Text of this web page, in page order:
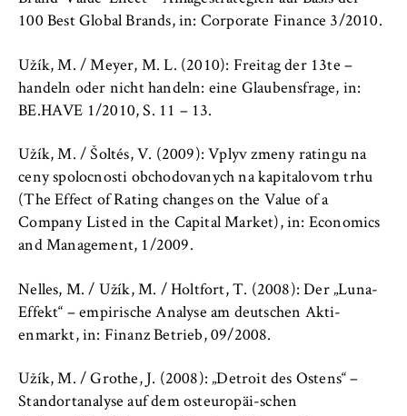
100 Best Global Brands, in: Corporate Finance 3/2010.
Užík, M. / Meyer, M. L. (2010): Freitag der 13te –
handeln oder nicht handeln: eine Glaubensfrage, in:
BE.HAVE 1/2010, S. 11 – 13.
Užík, M. / Šoltés, V. (2009): Vplyv zmeny ratingu na
ceny spolocnosti obchodovanych na kapitalovom trhu
(The Effect of Rating changes on the Value of a
Company Listed in the Capital Market), in: Economics
and Management, 1/2009.
Nelles, M. / Užík, M. / Holtfort, T. (2008): Der „Luna-
Effekt“ – empirische Analyse am deutschen Akti-
enmarkt, in: Finanz Betrieb, 09/2008.
Užík, M. / Grothe, J. (2008): „Detroit des Ostens“ –
Standortanalyse auf dem osteuropäi-schen